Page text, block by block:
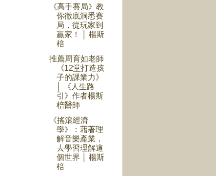
《高手賽局》教
你徹底洞悉賽
局，從玩家到
贏家！ │ 楊斯
棓
推薦周育如老師
《12堂打造孩
子的課業力》
│ 《人生路
引》作者楊斯
棓醫師
《搖滾經濟
學》：藉著理
解音樂產業，
去學習理解這
個世界 │ 楊斯
棓